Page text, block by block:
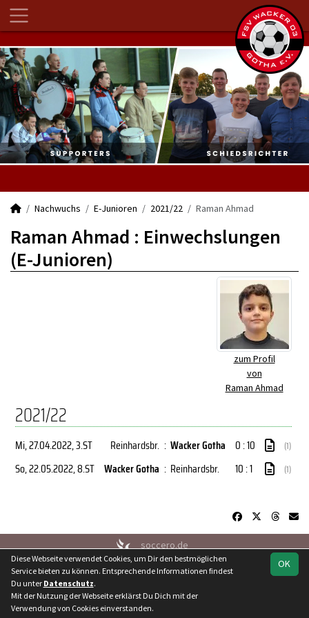
Nachwuchs E-Junioren 2021/22 Raman Ahmad
Raman Ahmad : Einwechslungen
(E-Junioren)
zum Profil
von
Raman Ahmad
2021/22
Mi, 27.04.2022, 3.ST Reinhardsbr. : Wacker Gotha 0 : 10 (1)
So, 22.05.2022, 8.ST Wacker Gotha : Reinhardsbr. 10 : 1 (1)
soccero.de
© 2006 - 2026
Besucherstatistik Kontakt
Datenschutz
OK
Diese Webseite verwendet Cookies, um Dir den bestmöglichen
Service bieten zu können. Entsprechende Informationen findest
Du unter Datenschutz.
Mit der Nutzung der Webseite erklärst Du Dich mit der
Verwendung von Cookies einverstanden.